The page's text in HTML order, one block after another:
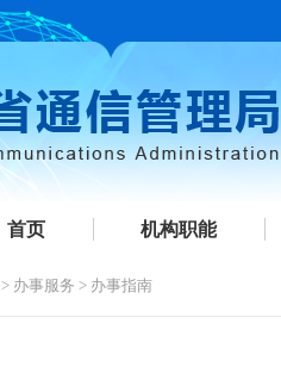
首页 机构职能
> 办事服务 > 办事指南